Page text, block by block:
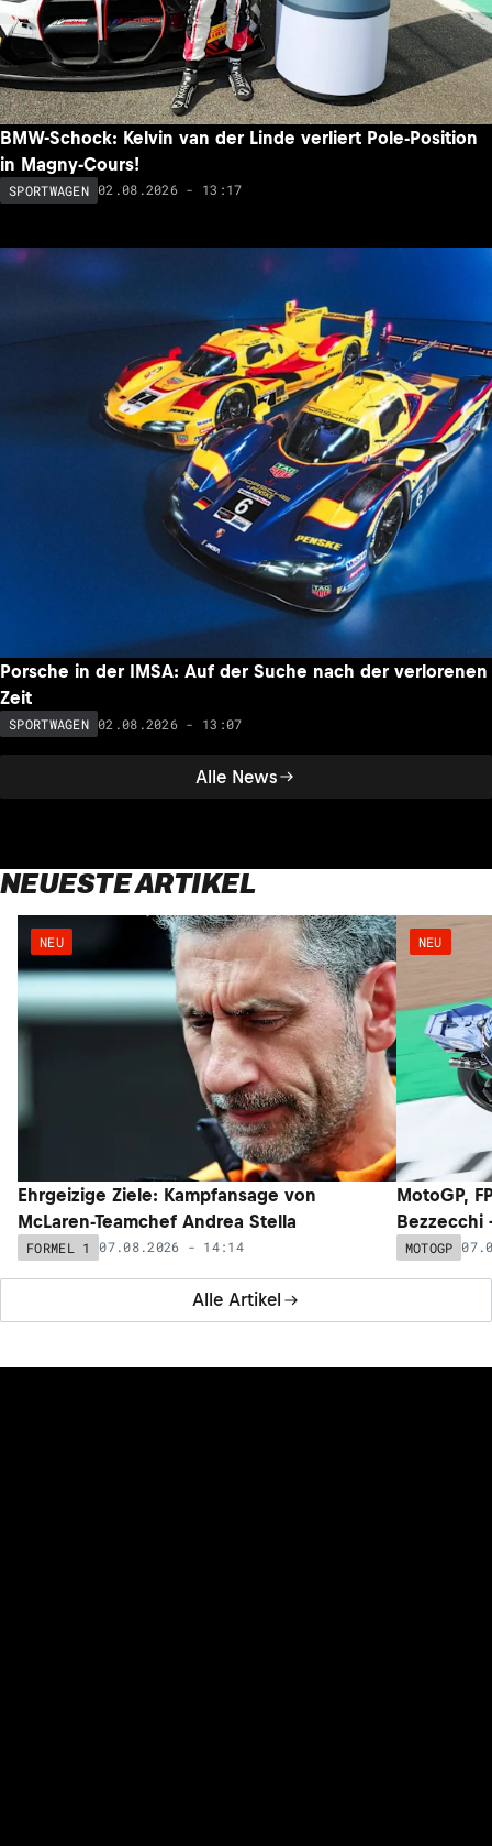
Alle News
BMW-Schock: Kelvin van der Linde verliert Pole-Position
in Magny-Cours!
SPORTWAGEN 02.08.2026 - 13:17
Porsche in der IMSA: Auf der Suche nach der verlorenen
Zeit
SPORTWAGEN 02.08.2026 - 13:07
NEUESTE ARTIKEL
Alle Artikel
NEU
Ehrgeizige Ziele: Kampfansage von
McLaren-Teamchef Andrea Stella
FORMEL 1 07.08.2026 - 14:14
NEU
MotoGP,
Bezzecchi
MOTOGP